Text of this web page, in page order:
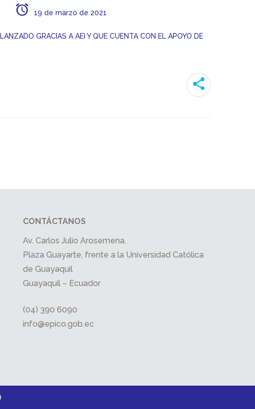
19 de marzo de 2021
GRACIAS A AEI Y QUE CUENTA CON EL APOYO DE
CONTÁCTANOS
Av. Carlos Julio Arosemena,
Plaza Guayarte, frente a la Universidad Católica
de Guayaquil
Guayaquil – Ecuador
(04) 390 6090
info@epico.gob.ec